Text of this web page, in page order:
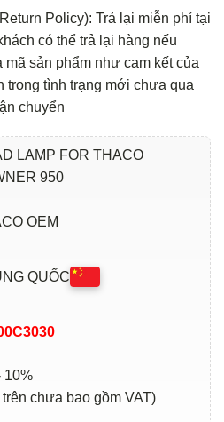
Policy): Trả lại miễn phí tại
có thể trả lại hàng nếu
mã sản phẩm như cam kết của
trong tình trạng mới chưa qua
chuyển
LAMP FOR THACO
950
OEM
QUỐC
10%
trên chưa bao gồm VAT)